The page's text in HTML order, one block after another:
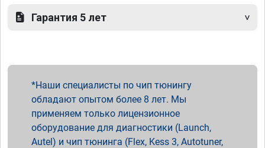
Гарантия 5 лет
Наши специалисты по чип тюнингу
обладают опытом более 8 лет. Мы
применяем только лицензионное
оборудование для диагностики (Launch,
Autel) и чип тюнинга (Flex, Kess 3, Autotuner,